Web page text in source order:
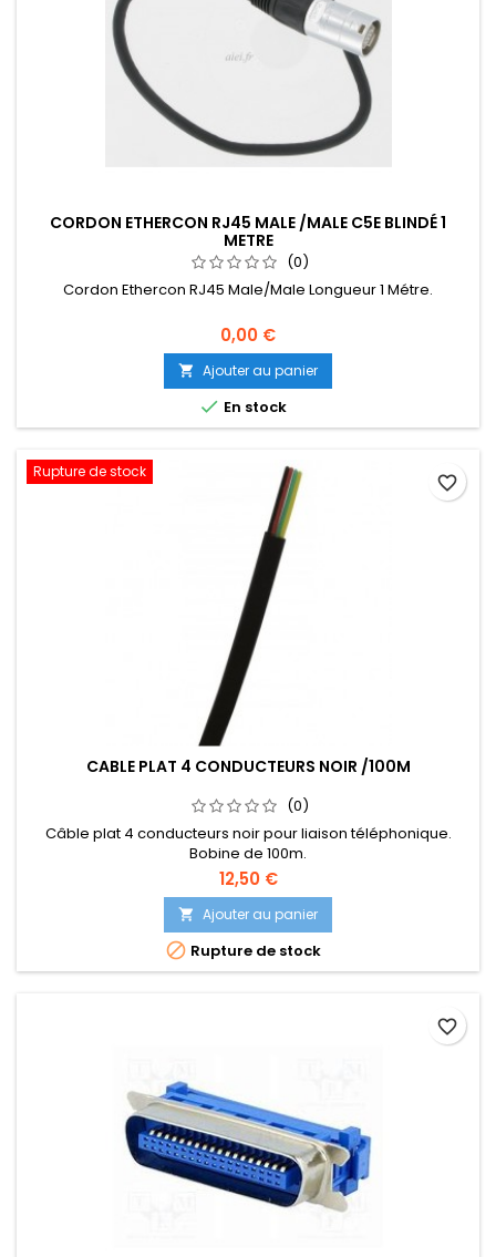
CORDON ETHERCON RJ45 MALE /MALE C5E BLINDÉ 1
METRE
(0)
Cordon Ethercon RJ45 Male/Male Longueur 1 Métre.
0,00 €
 Ajouter au panier
 En stock
Rupture de stock
CABLE PLAT 4 CONDUCTEURS NOIR /100M
(0)
Câble plat 4 conducteurs noir pour liaison téléphonique.
Bobine de 100m.
12,50 €
 Ajouter au panier
 Rupture de stock
favorite_border
favorite_border